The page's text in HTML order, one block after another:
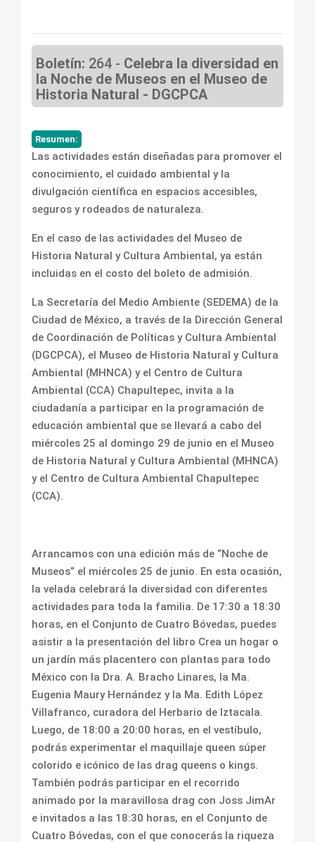
Boletín: 264 - Celebra la diversidad en
la Noche de Museos en el Museo de
Historia Natural - DGCPCA
Resumen:
Las actividades están diseñadas para promover el
conocimiento, el cuidado ambiental y la
divulgación científica en espacios accesibles,
seguros y rodeados de naturaleza.
En el caso de las actividades del Museo de
Historia Natural y Cultura Ambiental, ya están
incluidas en el costo del boleto de admisión.
La Secretaría del Medio Ambiente (SEDEMA) de la
Ciudad de México, a través de la Dirección General
de Coordinación de Políticas y Cultura Ambiental
(DGCPCA), el Museo de Historia Natural y Cultura
Ambiental (MHNCA) y el Centro de Cultura
Ambiental (CCA) Chapultepec, invita a la
ciudadanía a participar en la programación de
educación ambiental que se llevará a cabo del
miércoles 25 al domingo 29 de junio en el Museo
de Historia Natural y Cultura Ambiental (MHNCA)
y el Centro de Cultura Ambiental Chapultepec
(CCA).
Arrancamos con una edición más de “Noche de
Museos” el miércoles 25 de junio. En esta ocasión,
la velada celebrará la diversidad con diferentes
actividades para toda la familia. De 17:30 a 18:30
horas, en el Conjunto de Cuatro Bóvedas, puedes
asistir a la presentación del libro Crea un hogar o
un jardín más placentero con plantas para todo
México con la Dra. A. Bracho Linares, la Ma.
Eugenia Maury Hernández y la Ma. Edith López
Villafranco, curadora del Herbario de Iztacala.
Luego, de 18:00 a 20:00 horas, en el vestíbulo,
podrás experimentar el maquillaje queen súper
colorido e icónico de las drag queens o kings.
También podrás participar en el recorrido
animado por la maravillosa drag con Joss JimAr
e invitados a las 18:30 horas, en el Conjunto de
Cuatro Bóvedas, con el que conocerás la riqueza